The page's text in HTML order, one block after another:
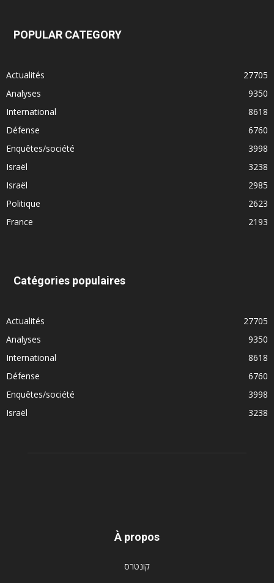
POPULAR CATEGORY
Actualités
27705
Analyses
9350
International
8618
Défense
6760
Enquêtes/société
3998
Israël
3238
Israël
2985
Politique
2623
France
2193
Catégories populaires
Actualités
27705
Analyses
9350
International
8618
Défense
6760
Enquêtes/société
3998
Israël
3238
À propos
קונטרס